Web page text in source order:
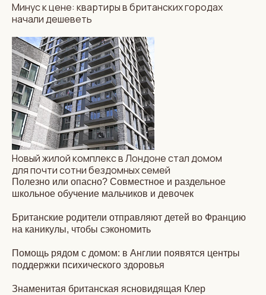
Минус к цене: квартиры в британских городах
начали дешеветь
Новый жилой комплекс в Лондоне стал домом
для почти сотни бездомных семей
Полезно или опасно? Совместное и раздельное
школьное обучение мальчиков и девочек
Британские родители отправляют детей во Францию
на каникулы, чтобы сэкономить
Помощь рядом с домом: в Англии появятся центры
поддержки психического здоровья
Знаменитая британская ясновидящая Клер